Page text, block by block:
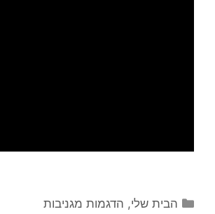
קטגוריות
הבית שלי, הדגמות מגניבות